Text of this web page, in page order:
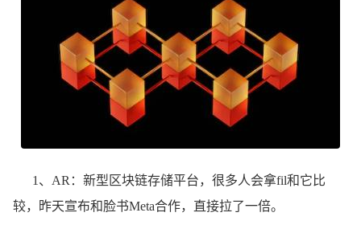
1、AR：新型区块链存储平台，很多人会拿fil和它比
较，昨天宣布和脸书Meta合作，直接拉了一倍。